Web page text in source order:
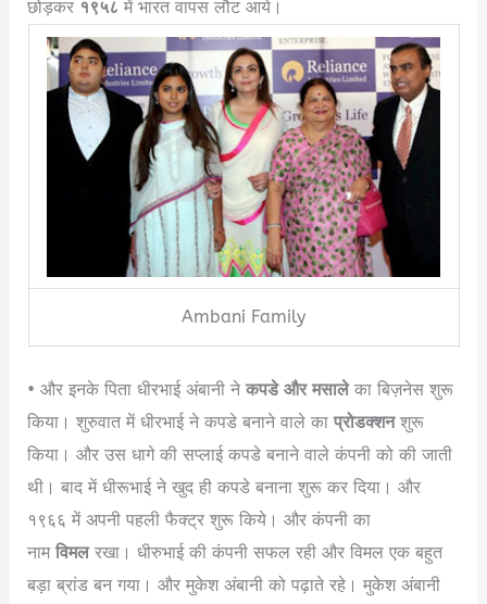
छोड़कर १९५८ में भारत वापस लौट आये।
Ambani Family
• और इनके पिता धीरभाई अंबानी नेकपडे और मसालेका बिज़नेस शुरू
किया। शुरुवात में धीरभाई ने कपडे बनाने वाले काप्रोडक्शनशुरू
किया। और उस धागे की सप्लाई कपडे बनाने वाले कंपनी को की जाती
थी। बाद में धीरूभाई ने खुद ही कपडे बनाना शुरू कर दिया। और
१९६६ में अपनी पहली फैक्ट्र शुरू किये। और कंपनी का
नामविमलरखा। धीरुभाई की कंपनी सफल रही और विमल एक बहुत
बड़ा ब्रांड बन गया। और मुकेश अंबानी को पढ़ाते रहे। मुकेश अंबानी